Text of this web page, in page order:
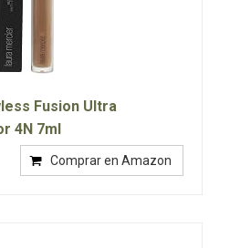
Fusion Ultra
4N 7ml
Comprar en Amazon